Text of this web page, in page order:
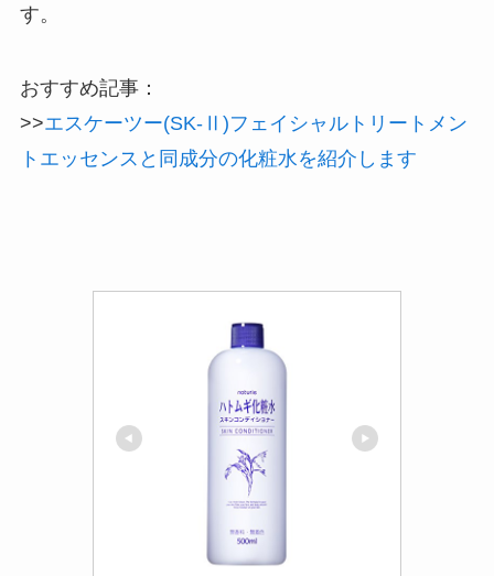
す。
おすすめ記事：
>>エスケーツー(SK-Ⅱ)フェイシャルトリートメン
トエッセンスと同成分の化粧水を紹介します